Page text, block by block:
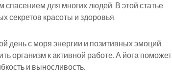
для многих людей. В этой статье
секретов красоты и здоровья.
день с моря энергии и позитивных эмоций.
организм к активной работе. А йога поможет
и выносливость.